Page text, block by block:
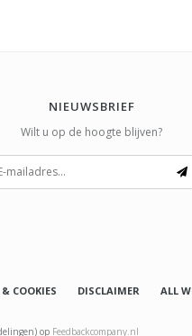
NIEUWSBRIEF
Wilt u op de hoogte blijven?
COOKIES DISCLAIMER ALL
op Feedbackcompany.nl